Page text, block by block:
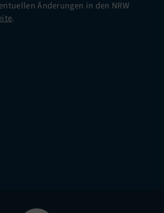
Änderungen in den NRW
.